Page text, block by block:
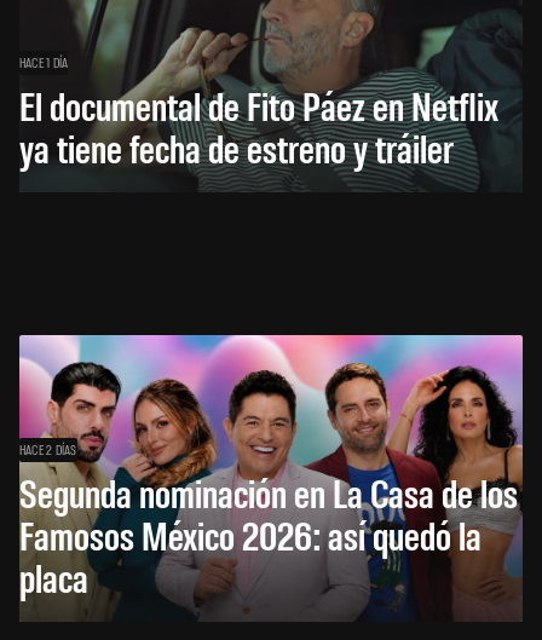
HACE 1 DÍA
El documental de Fito Páez en Netflix
ya tiene fecha de estreno y tráiler
HACE 2 DÍAS
Segunda nominación en La Casa de los
Famosos México 2026: así quedó la
placa